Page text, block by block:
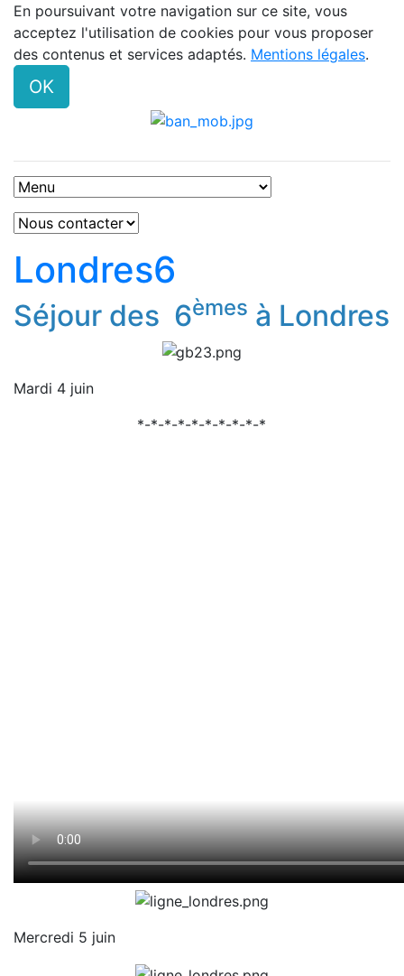
En poursuivant votre navigation sur ce site, vous
acceptez l'utilisation de cookies pour vous proposer
des contenus et services adaptés. Mentions légales.
OK
Londres6
Séjour des 6èmes à Londres
Mardi 4 juin
*-*-*-*-*-*-*-*-*-*
Mercredi 5 juin